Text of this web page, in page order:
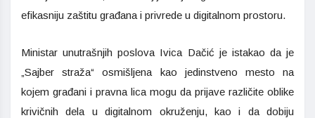
efikasniju zaštitu građana i privrede u digitalnom prostoru.
Ministar unutrašnjih poslova Ivica Dačić je istakao da je
„Sajber straža“ osmišljena kao jedinstveno mesto na
kojem građani i pravna lica mogu da prijave različite oblike
krivičnih dela u digitalnom okruženju, kao i da dobiju